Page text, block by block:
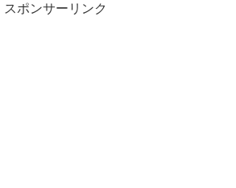
スポンサーリンク